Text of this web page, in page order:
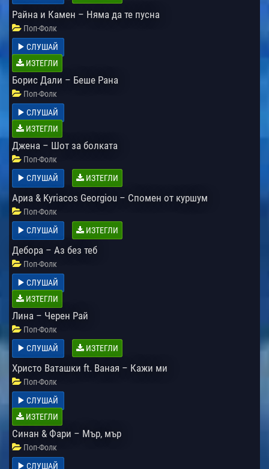
Райна и Камен – Няма да те пусна
Поп-Фолк
СЛУШАЙ
ИЗТЕГЛИ
Борис Дали – Беше Рана
Поп-Фолк
СЛУШАЙ
ИЗТЕГЛИ
Джена – Шот за болката
Поп-Фолк
СЛУШАЙ
ИЗТЕГЛИ
Ариа & Kyriacos Georgiou – Спомен от куршум
Поп-Фолк
СЛУШАЙ
ИЗТЕГЛИ
Дебора – Аз без теб
Поп-Фолк
СЛУШАЙ
ИЗТЕГЛИ
Лина – Черен Рай
Поп-Фолк
СЛУШАЙ
ИЗТЕГЛИ
Христо Ваташки ft. Ваная – Кажи ми
Поп-Фолк
СЛУШАЙ
ИЗТЕГЛИ
Синан & Фари – Мър, мър
Поп-Фолк
СЛУШАЙ